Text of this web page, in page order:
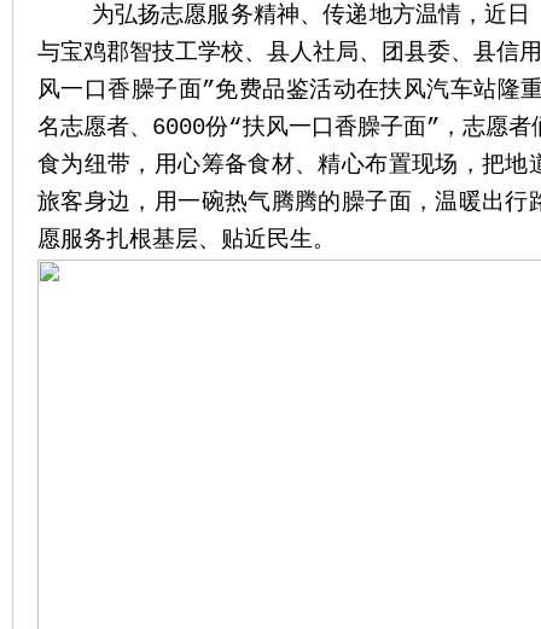
为弘扬志愿服务精神、传递地方温情，近日
与宝鸡郡智技工学校、县人社局、团县委、县信
风一口香臊子面”免费品鉴活动在扶风汽车站隆
名志愿者、6000份“扶风一口香臊子面”，志愿者
食为纽带，用心筹备食材、精心布置现场，把地
旅客身边，用一碗热气腾腾的臊子面，温暖出行
愿服务扎根基层、贴近民生。